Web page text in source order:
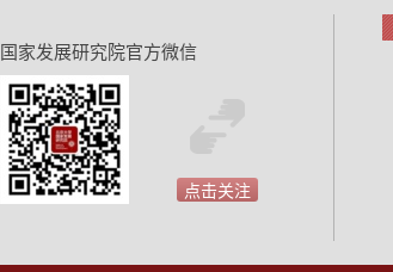
国家发展研究院官方微信
点击关注